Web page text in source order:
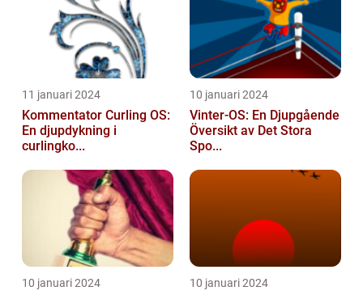
11 januari 2024
Kommentator Curling OS:
En djupdykning i
curlingko...
10 januari 2024
Vinter-OS: En Djupgående
Översikt av Det Stora
Spo...
10 januari 2024 10 januari 2024